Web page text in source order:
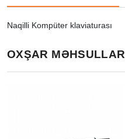
Naqilli Kompüter klaviaturası
OXŞAR MƏHSULLAR